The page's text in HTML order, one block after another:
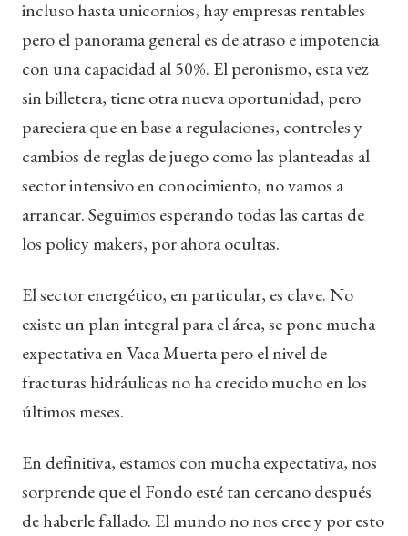
incluso hasta unicornios, hay empresas rentables
pero el panorama general es de atraso e impotencia
con una capacidad al 50%. El peronismo, esta vez
sin billetera, tiene otra nueva oportunidad, pero
pareciera que en base a regulaciones, controles y
cambios de reglas de juego como las planteadas al
sector intensivo en conocimiento, no vamos a
arrancar. Seguimos esperando todas las cartas de
los policy makers, por ahora ocultas.
El sector energético, en particular, es clave. No
existe un plan integral para el área, se pone mucha
expectativa en Vaca Muerta pero el nivel de
fracturas hidráulicas no ha crecido mucho en los
últimos meses.
En definitiva, estamos con mucha expectativa, nos
sorprende que el Fondo esté tan cercano después
de haberle fallado. El mundo no nos cree y por esto